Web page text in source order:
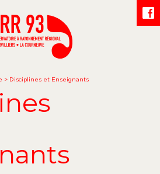
> Disciplines et Enseignants